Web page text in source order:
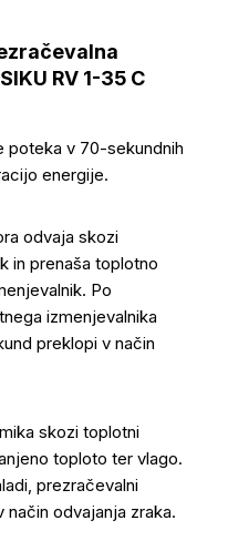
RV 1-35 C
poteka v 70-sekundnih
energije.
odvaja skozi
in prenaša toplotno
Po
izmenjevalnika
preklopi v način
skozi toplotni
toploto ter vlago.
prezračevalni
odvajanja zraka.